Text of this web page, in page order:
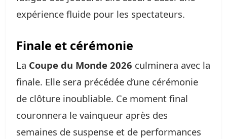
expérience fluide pour les spectateurs.
Finale et cérémonie
La Coupe du Monde 2026 culminera avec la
finale. Elle sera précédée d’une cérémonie
de clôture inoubliable. Ce moment final
couronnera le vainqueur après des
semaines de suspense et de performances